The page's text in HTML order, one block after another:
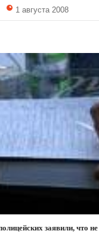
1 августа 2008
заявили, что